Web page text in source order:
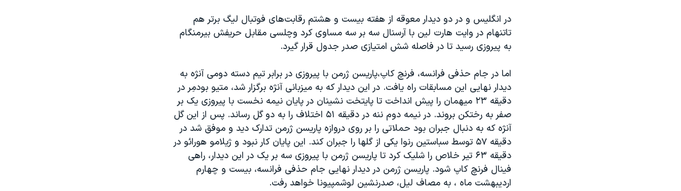
در انگلیس و در دو دیدار معوقه از هفته بیست و هشتم رقابت‌های فوتبال لیگ برتر هم
تاتنهام در وایت هارت لین با آرسنال سه بر سه مساوی کرد وچلسی مقابل حریفش بیرمنگام
به پیروزی رسید تا در فاصله شش امتیازی صدر جدول قرار گیرد.
اما در جام حذفی فرانسه، فرنچ کاپ،پاریسن ژرمن با پیروزی در برابر تیم دسته دومی آنژه به
دیدار نهایی این مسابقات راه یافت. در این دیدار که به میزبانی آنژه برگزار شد، متیو بودمِر در
دقیقه ۲۳ میهمان را پیش انداخت تا پایتخت نشینان در پایان نیمه نخست با پیروزی یک بر
صفر به رختکن بروند. در نیمه دوم ننه در دقیقه ۵۱ اختلاف را به دو گل رساند. پس از این گل
آنژه که به دنبال جبران بود حملاتی را بر روی دروازه پاریسن ژرمن تدارک دید و موفق شد در
دقیقه ۵۷ توسط سباستین رنوا یکی از گلها را جبران کند. این پایان کار نبود و ژیلامو هورائو در
دقیقه ۶۳ تیر خلاص را شلیک کرد تا پاریسن ژرمن با پیروزی سه بر یک در این دیدار، راهی
فینال فرنچ کاپ شود. پاریسن ژرمن در دیدار نهایی جام حذفی فرانسه، بیست و چهارم
اردیبهشت ماه ، به مصاف لیل، صدرنشین لوشمپیونا خواهد رفت.